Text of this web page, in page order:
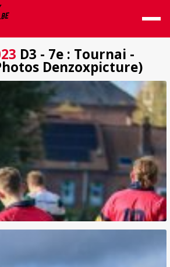
D3 - 7e : Tournai -
Denzoxpicture)